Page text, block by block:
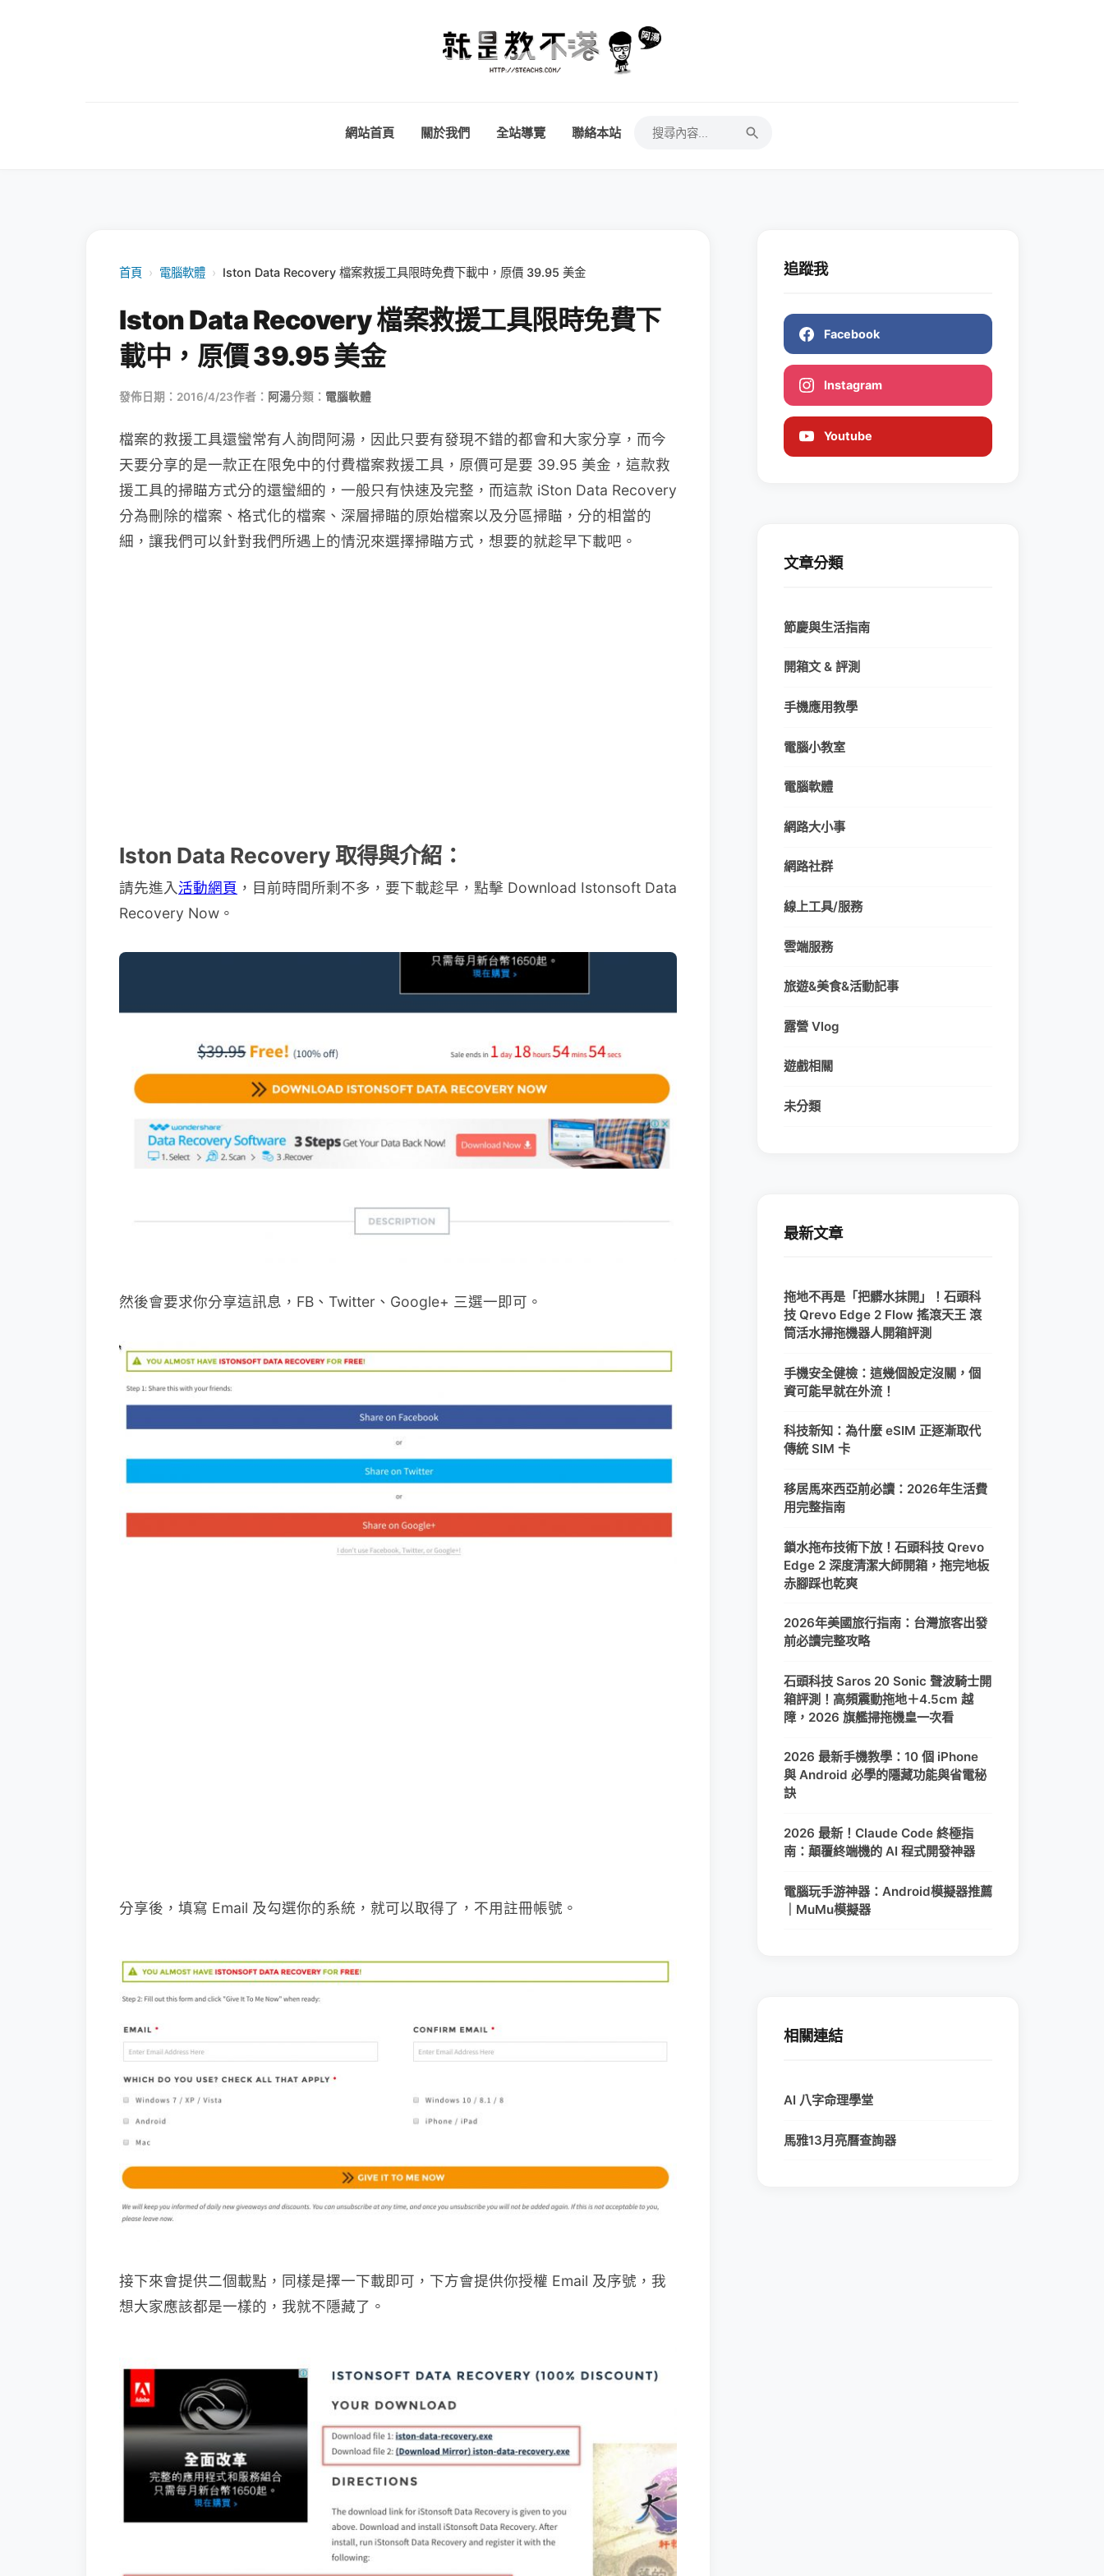
網站首頁 關於我們 全站導覽 聯絡本站
首頁 › 電腦軟體 › Iston Data Recovery 檔案救援工具限時免費下載中，原價 39.95 美金
Iston Data Recovery 檔案救援工具限時免費下
載中，原價 39.95 美金
發佈日期：2016/4/23作者： 阿湯分類： 電腦軟體
檔案的救援工具還蠻常有人詢問阿湯，因此只要有發現不錯的都會和大家分享，而今
天要分享的是一款正在限免中的付費檔案救援工具，原價可是要 39.95 美金，這款救
援工具的掃瞄方式分的還蠻細的，一般只有快速及完整，而這款 iSton Data Recovery
分為刪除的檔案、格式化的檔案、深層掃瞄的原始檔案以及分區掃瞄，分的相當的
細，讓我們可以針對我們所遇上的情況來選擇掃瞄方式，想要的就趁早下載吧。
Iston Data Recovery 取得與介紹：
請先進入活動網頁 ，目前時間所剩不多，要下載趁早，點擊 Download Istonsoft Data
Recovery Now。
然後會要求你分享這訊息，FB、Twitter、Google+ 三選一即可。
分享後，填寫 Email 及勾選你的系統，就可以取得了，不用註冊帳號。
接下來會提供二個載點，同樣是擇一下載即可，下方會提供你授權 Email 及序號，我
想大家應該都是一樣的，我就不隱藏了。
追蹤我
Facebook
Instagram
Youtube
文章分類
節慶與生活指南
開箱文 & 評測
手機應用教學
電腦小教室
電腦軟體
網路大小事
網路社群
線上工具/服務
雲端服務
旅遊&美食&活動記事
露營 Vlog
遊戲相關
未分類
最新文章
拖地不再是「把髒水抹開」！石頭科
技 Qrevo Edge 2 Flow 搖滾天王 滾
筒活水掃拖機器人開箱評測
手機安全健檢：這幾個設定沒關，個
資可能早就在外流！
科技新知：為什麼 eSIM 正逐漸取代
傳統 SIM 卡
移居馬來西亞前必讀：2026年生活費
用完整指南
鎖水拖布技術下放！石頭科技 Qrevo
Edge 2 深度清潔大師開箱，拖完地板
赤腳踩也乾爽
2026年美國旅行指南：台灣旅客出發
前必讀完整攻略
石頭科技 Saros 20 Sonic 聲波騎士開
箱評測！高頻震動拖地＋4.5cm 越
障，2026 旗艦掃拖機皇一次看
2026 最新手機教學：10 個 iPhone
與 Android 必學的隱藏功能與省電秘
訣
2026 最新！Claude Code 終極指
南：顛覆終端機的 AI 程式開發神器
電腦玩手游神器：Android模擬器推薦
｜MuMu模擬器
相關連結
AI 八字命理學堂
馬雅13月亮曆查詢器